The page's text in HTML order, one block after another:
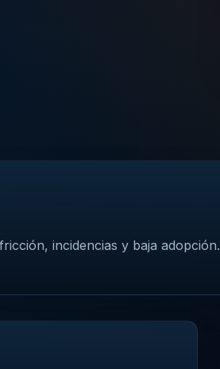
incidencias y baja adopción.